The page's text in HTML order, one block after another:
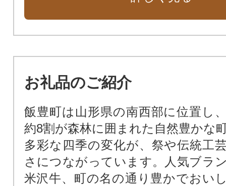
お礼品のご紹介
飯豊町は山形県の南西部に位置し
約8割が森林に囲まれた自然豊かな
多彩な四季の変化が、祭や伝統工
さにつながっています。人気ブラ
米沢牛、町の名の通り豊かでおい